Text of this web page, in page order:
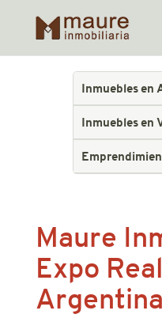
Inmuebles en
Inmuebles en
Maure
Expo